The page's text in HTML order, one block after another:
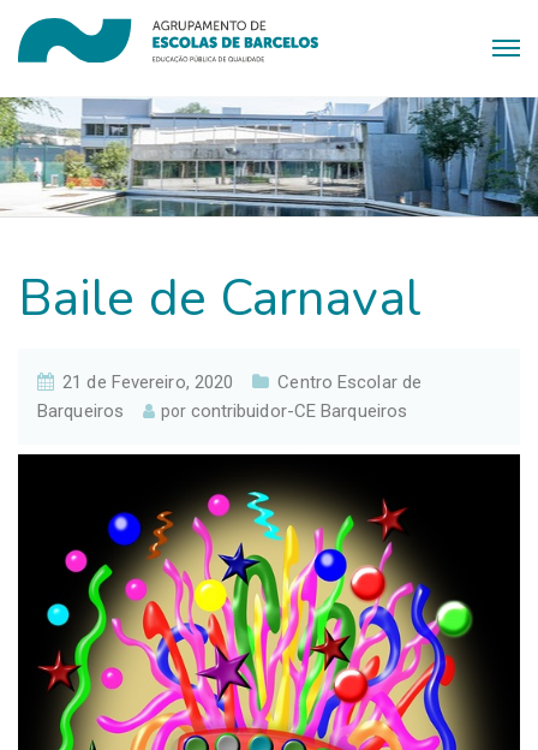
Baile de Carnaval
21 de Fevereiro, 2020
Centro Escolar de
Barqueiros
por contribuidor-CE Barqueiros